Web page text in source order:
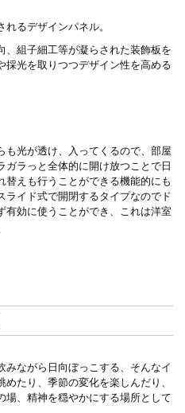
るデザインパネル。
、組子細工等が凝らされた装飾板を
採光を取りつつデザイン性を高める
も光が透け、入ってくるので、部屋
ラっと全体的に開け放つことで日
えも行うことができる機能的にも
ライド式で開閉するタイプなのでド
有効に使うことができ、これは洋室
みながら日向ぼっこする、そんなイ
たり、季節の変化を楽しんだり、
場、精神を穏やかにする場所として